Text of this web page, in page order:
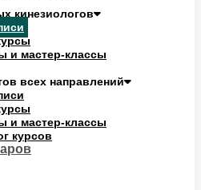
кинезиологов
и мастер-классы
всех направлений
и мастер-классы
курсов